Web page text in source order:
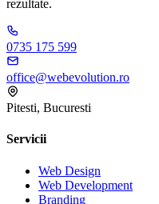
rezultate.
0735 175 599
office@webevolution.ro
Pitesti, Bucuresti
Servicii
Web Design
Web Development
Branding